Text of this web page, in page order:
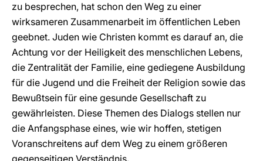
zu besprechen, hat schon den Weg zu einer
wirksameren Zusammenarbeit im öffentlichen Leben
geebnet. Juden wie Christen kommt es darauf an, die
Achtung vor der Heiligkeit des menschlichen Lebens,
die Zentralität der Familie, eine gediegene Ausbildung
für die Jugend und die Freiheit der Religion sowie das
Bewußtsein für eine gesunde Gesellschaft zu
gewährleisten. Diese Themen des Dialogs stellen nur
die Anfangsphase eines, wie wir hoffen, stetigen
Voranschreitens auf dem Weg zu einem größeren
gegenseitigen Verständnis.